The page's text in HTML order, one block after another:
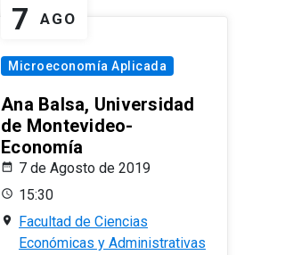
7 AGO
Microeconomía Aplicada
Ana Balsa, Universidad
de Montevideo-
Economía
7 de Agosto de 2019
15:30
Facultad de Ciencias
Económicas y Administrativas